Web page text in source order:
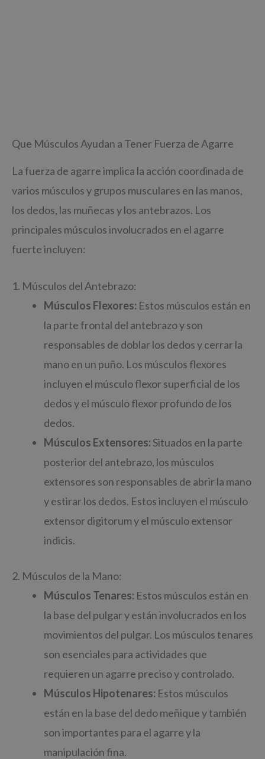
Que Músculos Ayudan a Tener Fuerza de Agarre
La fuerza de agarre implica la acción coordinada de
varios músculos y grupos musculares en las manos,
los dedos, las muñecas y los antebrazos. Los
principales músculos involucrados en el agarre
fuerte incluyen:
1. Músculos del Antebrazo:
Músculos Flexores: Estos músculos están en
la parte frontal del antebrazo y son
responsables de doblar los dedos y cerrar la
mano en un puño. Los músculos flexores
incluyen el músculo flexor superficial de los
dedos y el músculo flexor profundo de los
dedos.
Músculos Extensores: Situados en la parte
posterior del antebrazo, los músculos
extensores son responsables de abrir la mano
y estirar los dedos. Estos incluyen el músculo
extensor digitorum y el músculo extensor
indicis.
2. Músculos de la Mano:
Músculos Tenares: Estos músculos están en
la base del pulgar y están involucrados en los
movimientos del pulgar. Los músculos tenares
son esenciales para actividades que
requieren un agarre preciso y controlado.
Músculos Hipotenares: Estos músculos
están en la base del dedo meñique y también
son importantes para el agarre y la
manipulación fina.